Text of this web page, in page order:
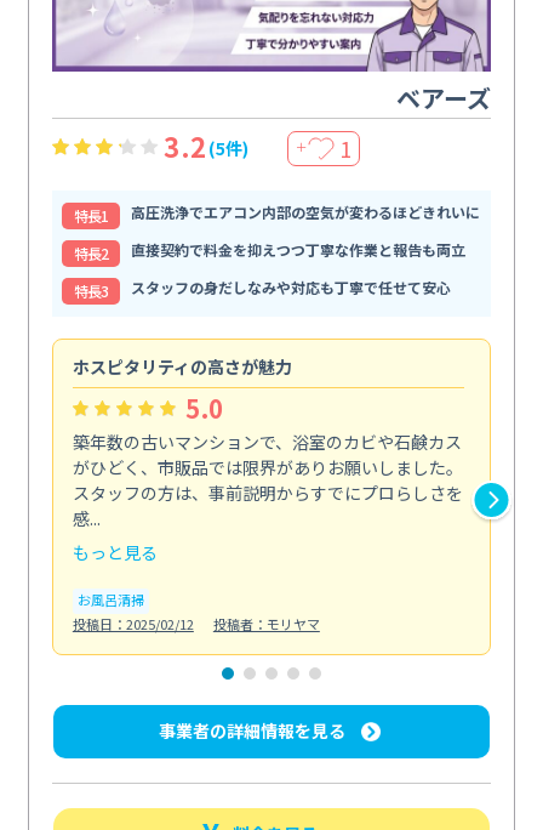
ベアーズ
3.2 (5件) ＋ 1
特⻑1
高圧洗浄でエアコン内部の空気が変わるほどきれいに
特⻑2
直接契約で料金を抑えつつ丁寧な作業と報告も両立
特⻑3
スタッフの身だしなみや対応も丁寧で任せて安心
ホスピタリティの高さが魅力
5.0
築年数の古いマンションで、浴室のカビや石鹸カス
がひどく、市販品では限界がありお願いしました。
スタッフの方は、事前説明からすでにプロらしさを
感...
もっと見る
お風呂清掃
投稿日：2025/02/12
投稿者：モリヤマ
事業者の詳細情報を見る